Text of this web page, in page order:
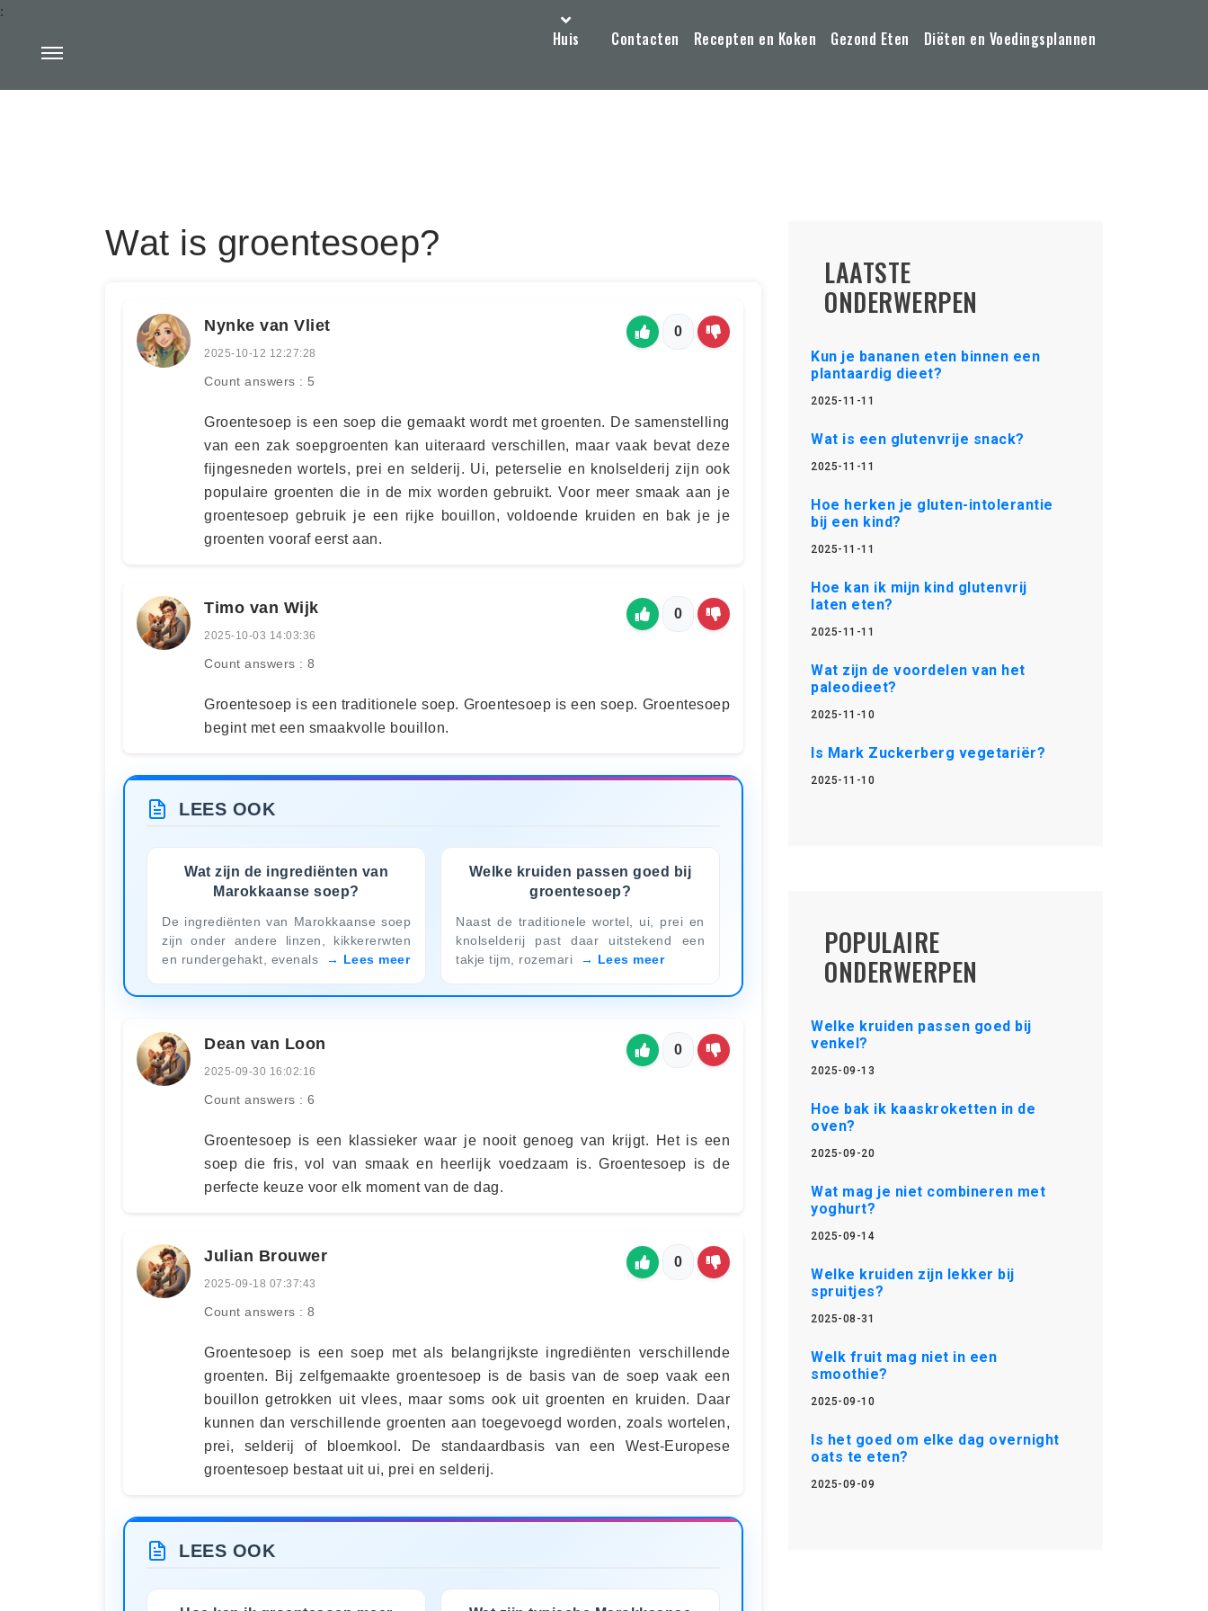
Huis Contacten Recepten en Koken Gezond Eten Diëten en Voedingsplannen
:
Wat is groentesoep?
Nynke van Vliet
2025-10-12 12:27:28
Count answers : 5
0
Groentesoep is een soep die gemaakt wordt met groenten. De samenstelling
van een zak soepgroenten kan uiteraard verschillen, maar vaak bevat deze
fijngesneden wortels, prei en selderij. Ui, peterselie en knolselderij zijn ook
populaire groenten die in de mix worden gebruikt. Voor meer smaak aan je
groentesoep gebruik je een rijke bouillon, voldoende kruiden en bak je je
groenten vooraf eerst aan.
Timo van Wijk
2025-10-03 14:03:36
Count answers : 8
0
Groentesoep is een traditionele soep. Groentesoep is een soep. Groentesoep
begint met een smaakvolle bouillon.
LEES OOK
Wat zijn de ingrediënten van
Marokkaanse soep?
De ingrediënten van Marokkaanse soep
zijn onder andere linzen, kikkererwten
en rundergehakt, evenals
Lees meer
Welke kruiden passen goed bij
groentesoep?
Naast de traditionele wortel, ui, prei en
knolselderij past daar uitstekend een
takje tijm, rozemari
Lees meer
Dean van Loon
2025-09-30 16:02:16
Count answers : 6
0
Groentesoep is een klassieker waar je nooit genoeg van krijgt. Het is een
soep die fris, vol van smaak en heerlijk voedzaam is. Groentesoep is de
perfecte keuze voor elk moment van de dag.
Julian Brouwer
2025-09-18 07:37:43
Count answers : 8
0
Groentesoep is een soep met als belangrijkste ingrediënten verschillende
groenten. Bij zelfgemaakte groentesoep is de basis van de soep vaak een
bouillon getrokken uit vlees, maar soms ook uit groenten en kruiden. Daar
kunnen dan verschillende groenten aan toegevoegd worden, zoals wortelen,
prei, selderij of bloemkool. De standaardbasis van een West-Europese
groentesoep bestaat uit ui, prei en selderij.
LEES OOK
LAATSTE
ONDERWERPEN
Kun je bananen eten binnen een
plantaardig dieet?
2025-11-11
Wat is een glutenvrije snack?
2025-11-11
Hoe herken je gluten-intolerantie
bij een kind?
2025-11-11
Hoe kan ik mijn kind glutenvrij
laten eten?
2025-11-11
Wat zijn de voordelen van het
paleodieet?
2025-11-10
Is Mark Zuckerberg vegetariër?
2025-11-10
POPULAIRE
ONDERWERPEN
Welke kruiden passen goed bij
venkel?
2025-09-13
Hoe bak ik kaaskroketten in de
oven?
2025-09-20
Wat mag je niet combineren met
yoghurt?
2025-09-14
Welke kruiden zijn lekker bij
spruitjes?
2025-08-31
Welk fruit mag niet in een
smoothie?
2025-09-10
Is het goed om elke dag overnight
oats te eten?
2025-09-09